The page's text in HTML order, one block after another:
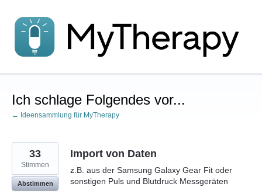
Inhalt
springen
Ich schlage Folgendes vor...
← Ideensammlung für MyTherapy
Import von Daten
z.B. aus der Samsung Galaxy Gear Fit oder
sonstigen Puls und Blutdruck Messgeräten
33
Stimmen
Abstimmen